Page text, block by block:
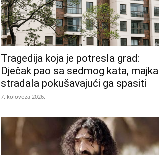
Tragedija koja je potresla grad:
Dječak pao sa sedmog kata, majka
stradala pokušavajući ga spasiti
7. kolovoza 2026.